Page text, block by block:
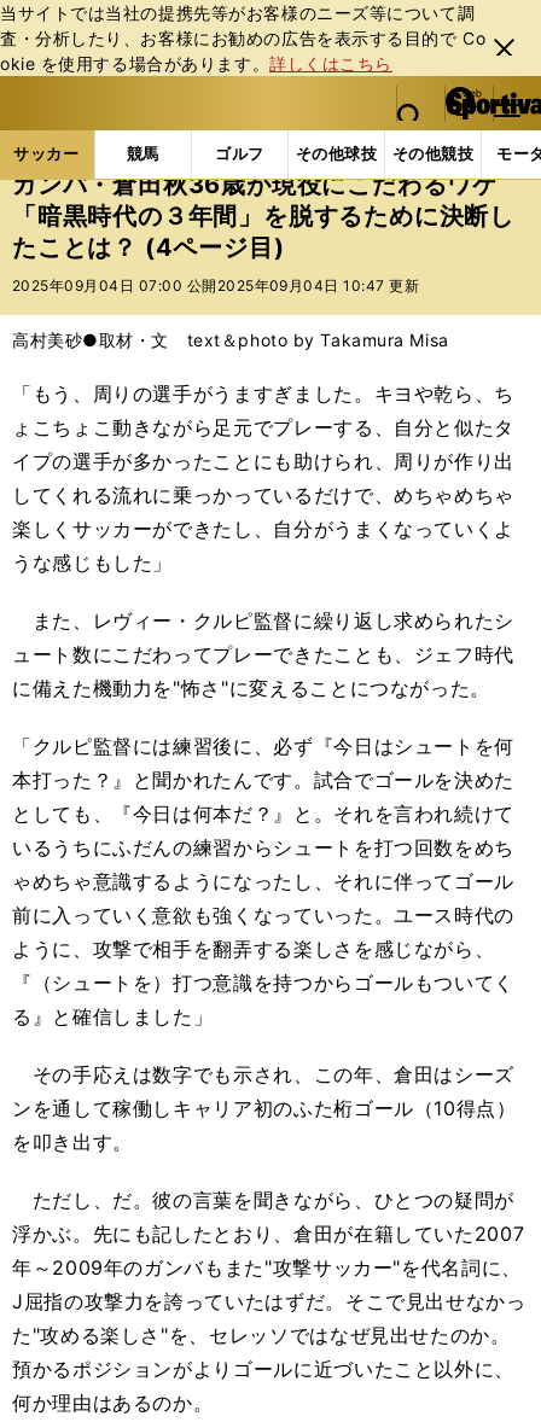
当サイトでは当社の提携先等がお客様のニーズ等について調
査・分析したり、お客様にお勧めの広告を表⽰する⽬的で Co
okie を使⽤する場合があります。詳しくはこちら
閉じ
る
web Sportiva (webスポルティーバ)
検索
マイペ
ー
ジ
メニュ
サッカー 競馬 ゴルフ その他球技 その他競技 モー
ス
ポ
ル
テ
ー
バ
サッカーの記事一覧 Jリーグ他 Jリーグ ガンバ
ガンバ・倉田秋36歳が現役にこだわるワケ
「暗黒時代の３年間」を脱するために決断し
たことは？ (4ページ目)
2025年09月04日 07:00 公開 2025年09月04日 10:47 更新
高村美砂●取材・文 text＆photo by Takamura Misa
「もう、周りの選手がうますぎました。キヨや乾ら、ち
ょこちょこ動きながら足元でプレーする、自分と似たタ
イプの選手が多かったことにも助けられ、周りが作り出
してくれる流れに乗っかっているだけで、めちゃめちゃ
楽しくサッカーができたし、自分がうまくなっていくよ
うな感じもした」
また、レヴィー・クルピ監督に繰り返し求められたシ
ュート数にこだわってプレーできたことも、ジェフ時代
に備えた機動力を"怖さ"に変えることにつながった。
「クルピ監督には練習後に、必ず『今日はシュートを何
本打った？』と聞かれたんです。試合でゴールを決めた
としても、『今日は何本だ？』と。それを言われ続けて
いるうちにふだんの練習からシュートを打つ回数をめち
ゃめちゃ意識するようになったし、それに伴ってゴール
前に入っていく意欲も強くなっていった。ユース時代の
ように、攻撃で相手を翻弄する楽しさを感じながら、
『（シュートを）打つ意識を持つからゴールもついてく
る』と確信しました」
その手応えは数字でも示され、この年、倉田はシーズ
ンを通して稼働しキャリア初のふた桁ゴール（10得点）
を叩き出す。
ただし、だ。彼の言葉を聞きながら、ひとつの疑問が
浮かぶ。先にも記したとおり、倉田が在籍していた2007
年～2009年のガンバもまた"攻撃サッカー"を代名詞に、
J屈指の攻撃力を誇っていたはずだ。そこで見出せなかっ
た"攻める楽しさ"を、セレッソではなぜ見出せたのか。
預かるポジションがよりゴールに近づいたこと以外に、
何か理由はあるのか。